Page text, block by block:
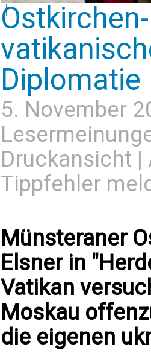
Diplomatie
5. November
Druckansicht |
Tippfehler
Münsteraner
Elsner in
Vatikan
Moskau
die eigenen